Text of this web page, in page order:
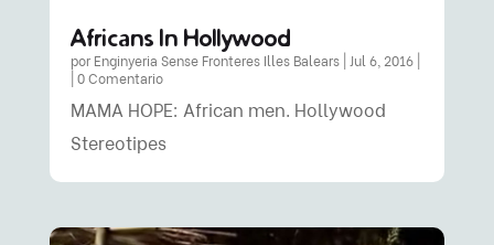
Africans In Hollywood
por Enginyeria Sense Fronteres Illes Balears| Jul 6, 2016|
| 0 Comentario
MAMA HOPE: African men. Hollywood
Stereotipes